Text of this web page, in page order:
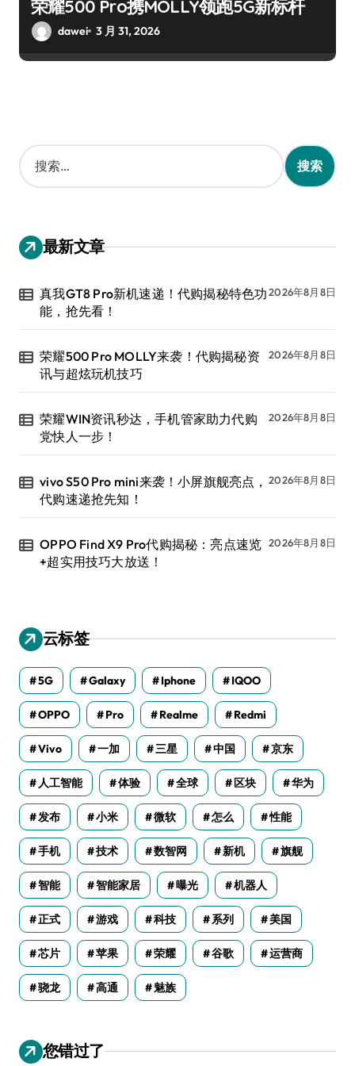
荣耀500 Pro携MOLLY领跑5G新标杆
dawei 3 月 31, 2026
搜
索
：
最新文章
真我GT8 Pro新机速递！代购揭秘特色功
能，抢先看！
2026年8月8日
荣耀500 Pro MOLLY来袭！代购揭秘资
讯与超炫玩机技巧
2026年8月8日
荣耀WIN资讯秒达，手机管家助力代购
党快人一步！
2026年8月8日
vivo S50 Pro mini来袭！小屏旗舰亮点，
代购速递抢先知！
2026年8月8日
OPPO Find X9 Pro代购揭秘：亮点速览
+超实用技巧大放送！
2026年8月8日
云标签
5G Galaxy Iphone IQOO
OPPO Pro Realme Redmi
Vivo 一加 三星 中国 京东
人工智能 体验 全球 区块 华为
发布 小米 微软 怎么 性能
手机 技术 数智网 新机 旗舰
智能 智能家居 曝光 机器人
正式 游戏 科技 系列 美国
芯片 苹果 荣耀 谷歌 运营商
骁龙 高通 魅族
您错过了